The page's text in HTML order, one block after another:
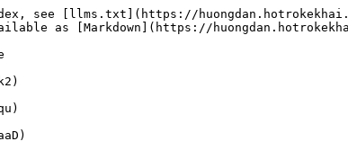
see [llms.txt](https://
as [Markdown](https://